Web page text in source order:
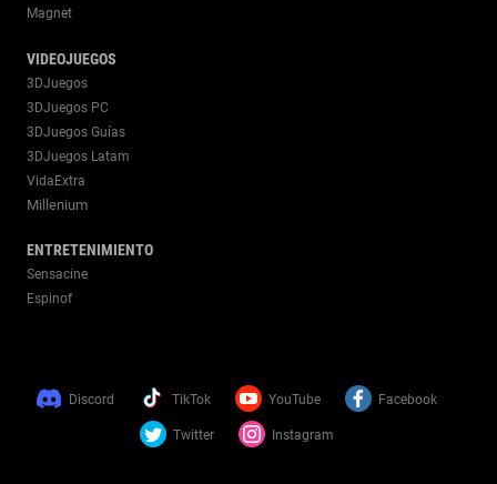
Magnet
VIDEOJUEGOS
3DJuegos
3DJuegos PC
3DJuegos Guías
3DJuegos Latam
VidaExtra
Millenium
ENTRETENIMIENTO
Sensacine
Espinof
Discord TikTok YouTube Facebook
Twitter Instagram